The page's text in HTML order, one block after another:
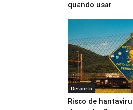
quando usar
Desporto
Risco de